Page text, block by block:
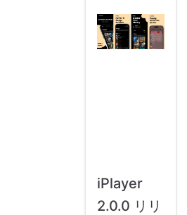
iPlayer
2.0.0 リリ